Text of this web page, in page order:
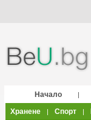
Начало |
Хранене
| Спорт |